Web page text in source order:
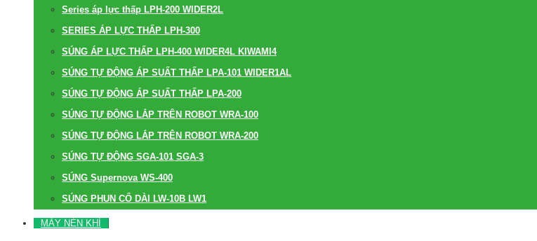
Series áp lực thấp LPH-200 WIDER2L
SERIES ÁP LỰC THẤP LPH-300
SÚNG ÁP LỰC THẤP LPH-400 WIDER4L KIWAMI4
SÚNG TỰ ĐỘNG ÁP SUẤT THẤP LPA-101 WIDER1AL
SÚNG TỰ ĐỘNG ÁP SUẤT THẤP LPA-200
SÚNG TỰ ĐỘNG LẮP TRÊN ROBOT WRA-100
SÚNG TỰ ĐỘNG LẮP TRÊN ROBOT WRA-200
SÚNG TỰ ĐỘNG SGA-101 SGA-3
SÚNG Supernova WS-400
SÚNG PHUN CỔ DÀI LW-10B LW1
MÁY NÉN KHÍ